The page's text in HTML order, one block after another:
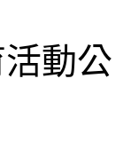
動公